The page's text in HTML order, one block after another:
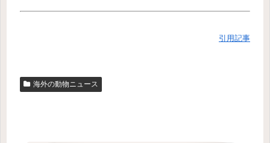
引用記事
海外の動物ニュース